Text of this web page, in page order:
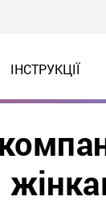
ІНСТРУКЦІЇ